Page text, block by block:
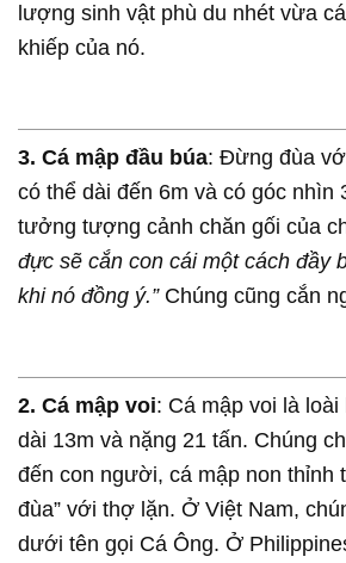
lượng sinh vật phù du nhét vừa
khiếp của nó.
3. Cá mập đầu búa: Đừng đùa
có thể dài đến 6m và có góc nhìn
tưởng tượng cảnh chăn gối của
đực sẽ cắn con cái một cách đầy
khi nó đồng ý.” Chúng cũng cắn
2. Cá mập voi: Cá mập voi là
dài 13m và nặng 21 tấn. Chúng
đến con người, cá mập non thỉnh
đùa” với thợ lặn. Ở Việt Nam,
dưới tên gọi Cá Ông. Ở